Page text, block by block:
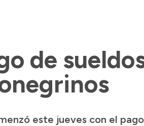
de
este jueves con el